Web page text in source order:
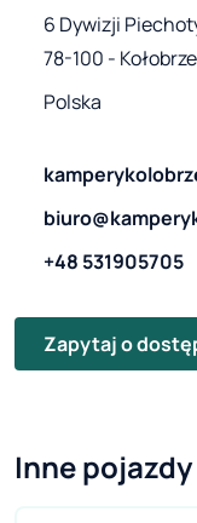
6 Dywizji
78-100 -
Polska
+48 531905705
Zapytaj o
Inne